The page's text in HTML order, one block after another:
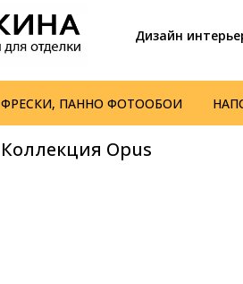
Дизайн
ФРЕСКИ, ПАННО ФОТООБОИ
Коллекция Opus